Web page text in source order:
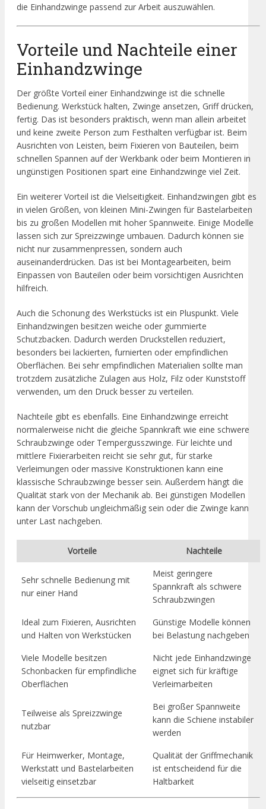
die Einhandzwinge passend zur Arbeit auszuwählen.
Vorteile und Nachteile einer
Einhandzwinge
Der größte Vorteil einer Einhandzwinge ist die schnelle
Bedienung. Werkstück halten, Zwinge ansetzen, Griff drücken,
fertig. Das ist besonders praktisch, wenn man allein arbeitet
und keine zweite Person zum Festhalten verfügbar ist. Beim
Ausrichten von Leisten, beim Fixieren von Bauteilen, beim
schnellen Spannen auf der Werkbank oder beim Montieren in
ungünstigen Positionen spart eine Einhandzwinge viel Zeit.
Ein weiterer Vorteil ist die Vielseitigkeit. Einhandzwingen gibt es
in vielen Größen, von kleinen Mini-Zwingen für Bastelarbeiten
bis zu großen Modellen mit hoher Spannweite. Einige Modelle
lassen sich zur Spreizzwinge umbauen. Dadurch können sie
nicht nur zusammenpressen, sondern auch
auseinanderdrücken. Das ist bei Montagearbeiten, beim
Einpassen von Bauteilen oder beim vorsichtigen Ausrichten
hilfreich.
Auch die Schonung des Werkstücks ist ein Pluspunkt. Viele
Einhandzwingen besitzen weiche oder gummierte
Schutzbacken. Dadurch werden Druckstellen reduziert,
besonders bei lackierten, furnierten oder empfindlichen
Oberflächen. Bei sehr empfindlichen Materialien sollte man
trotzdem zusätzliche Zulagen aus Holz, Filz oder Kunststoff
verwenden, um den Druck besser zu verteilen.
Nachteile gibt es ebenfalls. Eine Einhandzwinge erreicht
normalerweise nicht die gleiche Spannkraft wie eine schwere
Schraubzwinge oder Tempergusszwinge. Für leichte und
mittlere Fixierarbeiten reicht sie sehr gut, für starke
Verleimungen oder massive Konstruktionen kann eine
klassische Schraubzwinge besser sein. Außerdem hängt die
Qualität stark von der Mechanik ab. Bei günstigen Modellen
kann der Vorschub ungleichmäßig sein oder die Zwinge kann
unter Last nachgeben.
Vorteile Nachteile
Sehr schnelle Bedienung mit
nur einer Hand
Meist geringere
Spannkraft als schwere
Schraubzwingen
Ideal zum Fixieren, Ausrichten
und Halten von Werkstücken
Günstige Modelle können
bei Belastung nachgeben
Viele Modelle besitzen
Schonbacken für empfindliche
Oberflächen
Nicht jede Einhandzwinge
eignet sich für kräftige
Verleimarbeiten
Teilweise als Spreizzwinge
nutzbar
Bei großer Spannweite
kann die Schiene instabiler
werden
Für Heimwerker, Montage,
Werkstatt und Bastelarbeiten
vielseitig einsetzbar
Qualität der Griffmechanik
ist entscheidend für die
Haltbarkeit